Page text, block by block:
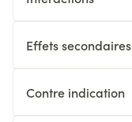
Effets secondaires
Contre indication